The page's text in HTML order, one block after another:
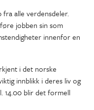
fra alle verdensdeler.
jobben sin som
innenfor en
i det norske
innblikk i deres liv og
14.00 blir det formell